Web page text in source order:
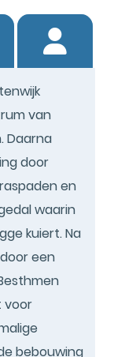
van
Daarna
door
en
waarin
kuiert. Na
een
voor
bebouwing